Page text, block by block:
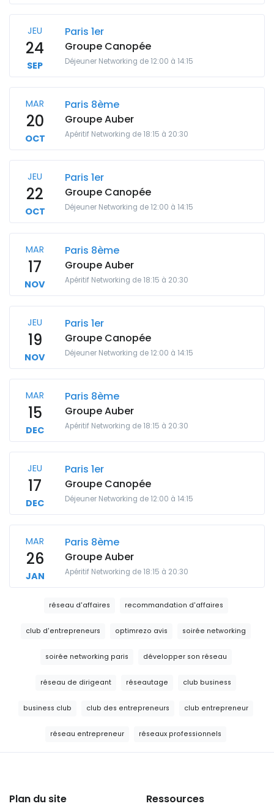
JEU
24
SEP
Paris 1er
Groupe Canopée
Déjeuner Networking de 12:00 à 14:15
MAR
20
OCT
Paris 8ème
Groupe Auber
Apéritif Networking de 18:15 à 20:30
JEU
22
OCT
Paris 1er
Groupe Canopée
Déjeuner Networking de 12:00 à 14:15
MAR
17
NOV
Paris 8ème
Groupe Auber
Apéritif Networking de 18:15 à 20:30
JEU
19
NOV
Paris 1er
Groupe Canopée
Déjeuner Networking de 12:00 à 14:15
MAR
15
DEC
Paris 8ème
Groupe Auber
Apéritif Networking de 18:15 à 20:30
JEU
17
DEC
Paris 1er
Groupe Canopée
Déjeuner Networking de 12:00 à 14:15
MAR
26
JAN
Paris 8ème
Groupe Auber
Apéritif Networking de 18:15 à 20:30
réseau d'affaires recommandation d'affaires
club d'entrepreneurs optimrezo avis soirée networking
soirée networking paris développer son réseau
réseau de dirigeant réseautage club business
business club club des entrepreneurs club entrepreneur
réseau entrepreneur réseaux professionnels
Plan du site Ressources